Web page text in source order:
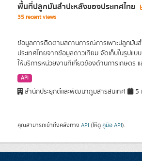
พื้นที่ปลูกมันสำปะหลังของประเทศไทย
35 recent views
ข้อมูลการติดตามสถานการณ์การเพาะปลูกมัน
ประเทศไทยจากข้อมูลดาวเทียม จัดเก็บในรูปแบ
ให้บริการหน่วยงานที่เกี่ยวข้องด้านการเกษตร แ
API
สำนักประยุกต์และพัฒนาภูมิสารสนเทศ 5
คุณสามารถเข้าถึงคลังทาง API (ให้ดู คู่มือ API).